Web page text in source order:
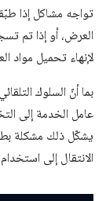
تواجه مشاكل إذا
العرض، أو إذا تم
لإنهاء تحميل مواد
بما أنّ السلوك
عامل الخدمة إلى
يشكّل ذلك مشكلة
الانتقال إلى